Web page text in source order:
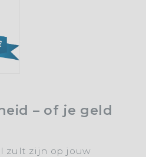
– of je geld
zult zijn op jouw